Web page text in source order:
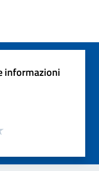
informazioni